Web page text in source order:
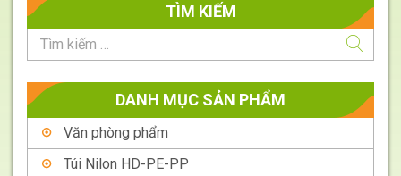
TÌM KIẾM
DANH MỤC SẢN PHẨM
Văn phòng phẩm
Túi Nilon HD-PE-PP